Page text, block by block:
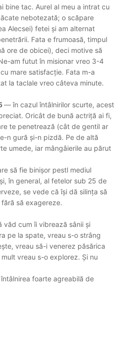
bine tac. Aurel al meu a intrat cu
nebotezată; o scăpare
Alecsei) fetei și am alternat
Fata e frumoasă, timpul
ore de obicei), deci motive să
am futut în misionar vreo 3-4
mare satisfacție. Fata m-a
la taclale vreo câteva minute.
— în cazul întâlnirilor scurte, acest
Oricât de bună actriță ai fi,
te penetrează (cât de gentil ar
n gură și-n pizdă. Pe de altă
umede, iar mângâierile au părut
să fie binișor pestl mediul
în general, al fetelor sub 25 de
se vede că își dă silința să
să exagereze.
văd cum îi vibrează sânii și
pe la spate, vreau s-o strâng
vreau să-i venerez păsărica
vreau s-o explorez. Și nu
foarte agreabilă de